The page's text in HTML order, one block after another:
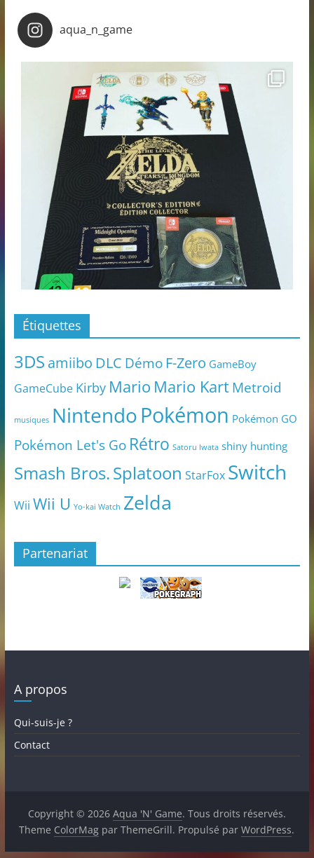
aqua_n_game
Étiquettes
3DS amiibo DLC Démo F-Zero GameBoy
GameCube Kirby Mario Mario KartMetroid
musiques NintendoPokémon Pokémon GO
Pokémon Let's Go Rétro Satoru Iwata shiny hunting
Smash Bros.Splatoon StarFox Switch
Wii Wii U Yo-kai Watch Zelda
Partenariat
A propos
Qui-suis-je ?
Contact
Copyright © 2026 Aqua 'N' Game. Tous droits réservés.
Theme ColorMag par ThemeGrill. Propulsé parWordPress.